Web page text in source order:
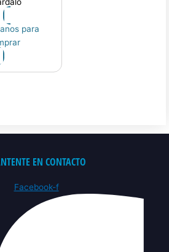
para
EN CONTACTO
Facebook-f